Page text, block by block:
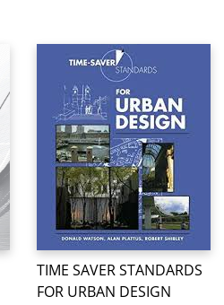
TIME SAVER STANDARDS
FOR URBAN DESIGN